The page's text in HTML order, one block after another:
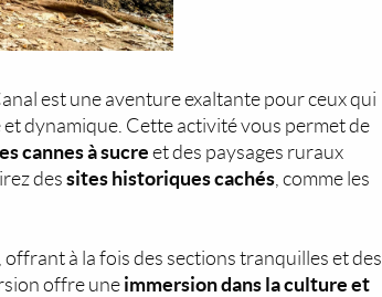
est une aventure exaltante pour ceux qui
dynamique. Cette activité vous permet de
cannes à sucre et des paysages ruraux
des sites historiques cachés , comme les
, offrant à la fois des sections tranquilles et des
offre une immersion dans la culture et